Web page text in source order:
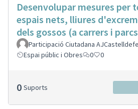
Desenvolupar mesures per
espais nets, lliures
dels gossos (a carrers i
Participació Ciutadana
Espai públic i Obres
0 0
0 Suports